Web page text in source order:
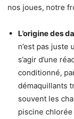
nos joues, notre
L’origine des
n’est pas juste
s’agir d’une
conditionné,
démaquillants
souvent les
piscine